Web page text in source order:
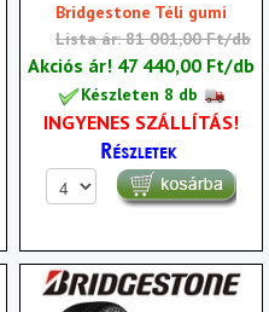
Bridgestone Téli gumi
Lista ár: 81 001,00 Ft/db
Akciós ár! 47 440,00 Ft/db
Készleten 8 db
INGYENES SZÁLLÍTÁS!